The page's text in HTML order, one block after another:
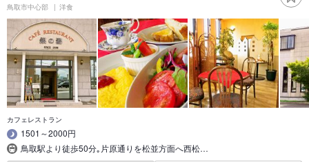
鳥取市中心部 洋食
カフェレストラン
1501～2000円
鳥取駅より徒歩50分｡片原通りを松並方面へ西松…